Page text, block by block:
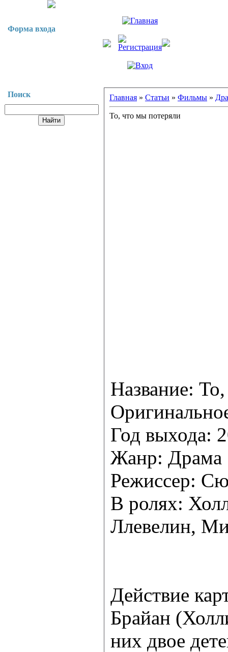
Форма входа
Поиск Главная » Статьи » Фильмы »
То, что мы потеряли
Название:
Год выхода:
Жанр: Драма
Режиссер:
В ролях:
Ллевелин,
Действие
Брайан
них двое